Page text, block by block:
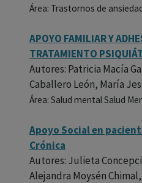
Área: Trastornos de
APOYO FAMILIAR Y
TRATAMIENTO
Autores: Patricia Macía
Caballero León, María
Área: Salud mental Salud
Apoyo Social en
Crónica
Autores: Julieta
Alejandra Moysén